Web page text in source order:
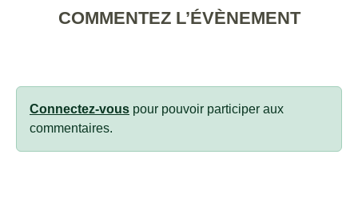
COMMENTEZ L’ÉVÈNEMENT
Connectez-vous pour pouvoir participer aux
commentaires.